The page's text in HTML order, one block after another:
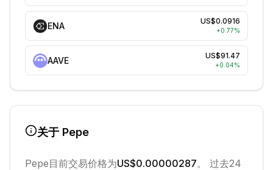
ENA US$0.0916
+0.77%
AAVE US$91.47
+0.04%
关于 Pepe
Pepe目前交易价格为US$0.00000287。 过去24